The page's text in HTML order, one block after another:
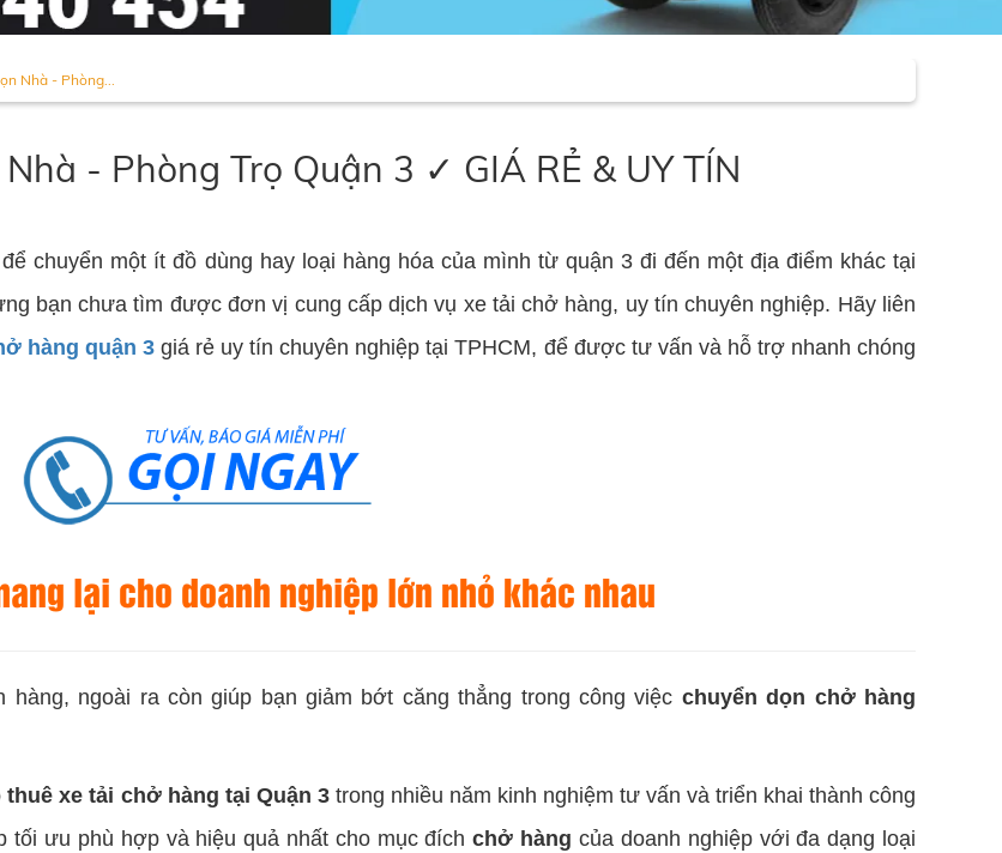
Nhà - Phòng...
- Phòng Trọ Quận 3 ✓ GIÁ RẺ & UY TÍN
chuyển một ít đồ dùng hay loại hàng hóa của mình từ quận 3 đi đến một địa điểm khác tại
bạn chưa tìm được đơn vị cung cấp dịch vụ xe tải chở hàng, uy tín chuyên nghiệp. Hãy liên
hàng quận 3giá rẻ uy tín chuyên nghiệp tại TPHCM, để được tư vấn và hỗ trợ nhanh chóng
lại cho doanh nghiệp lớn nhỏ khác nhau
ngoài ra còn giúp bạn giảm bớt căng thẳng trong công việc chuyển dọn chở hàng
thuê xe tải chở hàng tại Quận 3trong nhiều năm kinh nghiệm tư vấn và triển khai thành công
tối ưu phù hợp và hiệu quả nhất cho mục đíchchở hàng của doanh nghiệp với đa dạng loại